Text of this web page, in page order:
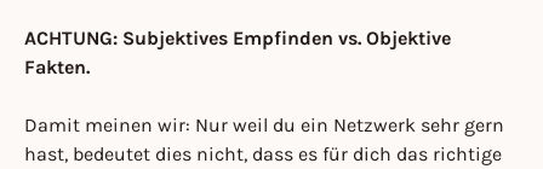
ACHTUNG: Subjektives Empfinden vs. Objektive
Fakten.
Damit meinen wir: Nur weil du ein Netzwerk sehr gern
hast, bedeutet dies nicht, dass es für dich das richtige